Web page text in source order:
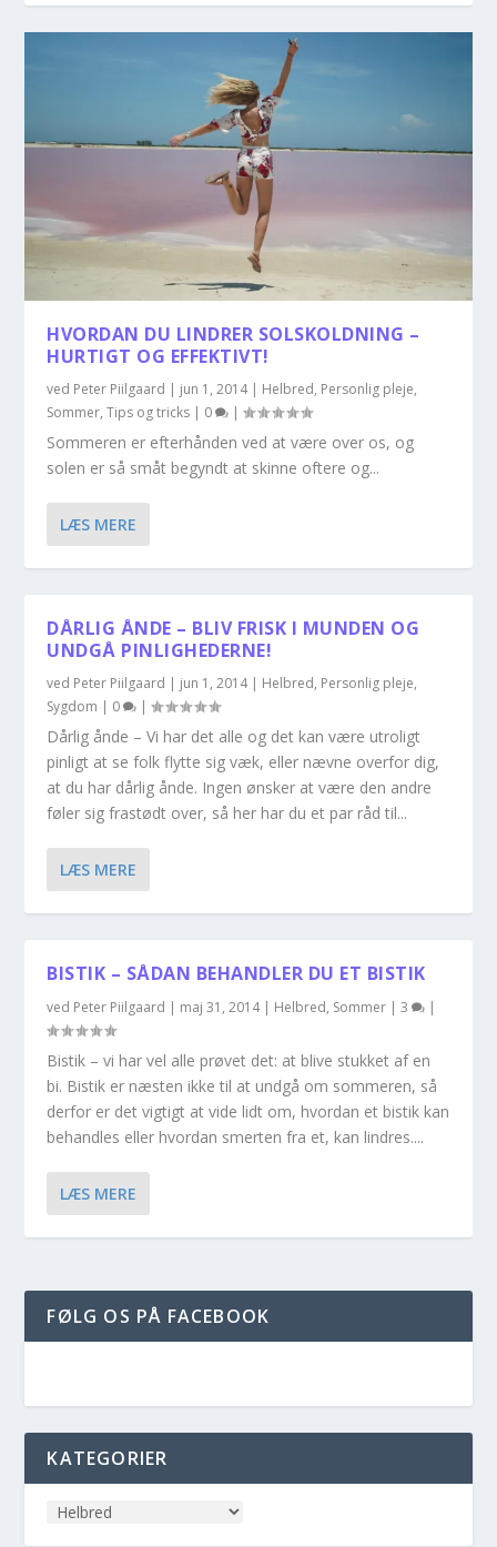
HVORDAN DU LINDRER SOLSKOLDNING –
HURTIGT OG EFFEKTIVT!
ved Peter Piilgaard | jun 1, 2014| Helbred, Personlig pleje,
Sommer,Tips og tricks | 0 |
Sommeren er efterhånden ved at være over os, og
solen er så småt begyndt at skinne oftere og...
LÆS MERE
DÅRLIG ÅNDE – BLIV FRISK I MUNDEN OG
UNDGÅ PINLIGHEDERNE!
ved Peter Piilgaard | jun 1, 2014| Helbred, Personlig pleje,
Sygdom | 0 |
Dårlig ånde – Vi har det alle og det kan være utroligt
pinligt at se folk flytte sig væk, eller nævne overfor dig,
at du har dårlig ånde. Ingen ønsker at være den andre
føler sig frastødt over, så her har du et par råd til...
LÆS MERE
BISTIK – SÅDAN BEHANDLER DU ET BISTIK
ved Peter Piilgaard | maj 31, 2014| Helbred, Sommer |3 |
Bistik – vi har vel alle prøvet det: at blive stukket af en
bi. Bistik er næsten ikke til at undgå om sommeren, så
derfor er det vigtigt at vide lidt om, hvordan et bistik kan
behandles eller hvordan smerten fra et, kan lindres....
LÆS MERE
FØLG OS PÅ FACEBOOK
KATEGORIER